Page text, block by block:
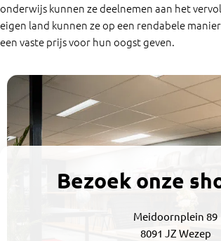
onderwijs kunnen ze deelnemen aan het
eigen land kunnen ze op een rendabele
een vaste prijs voor hun oogst geven.
Bezoek onze
Meidoornplein 89
8091 JZ Wezep